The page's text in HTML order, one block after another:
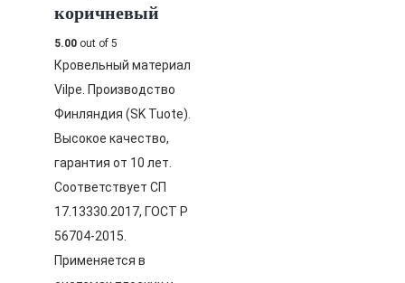
коричневый
5.00 out of 5
Кровельный материал
Vilpe. Производство
Финляндия (SK Tuote).
Высокое качество,
гарантия от 10 лет.
Соответствует СП
17.13330.2017, ГОСТ Р
56704-2015.
Применяется в